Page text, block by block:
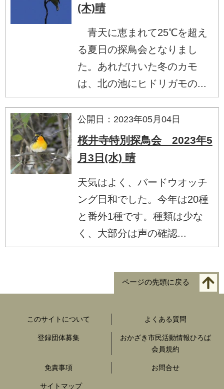
(木)晴
青天に恵まれて25℃を超え
る夏日の探鳥会となりまし
た。あれだけいた冬のカモ
は、北の池にヒドリガモの...
公開日：2023年05月04日
桜井寺特別探鳥会 2023年5
月3日(水) 晴
天気はよく、バードウオッチ
ング日和でした。今年は20種
と番外1種です。種類は少な
く、大部分は声の確認...
ページの先頭に戻る
このサイトについて よくある質問
登録団体募集
おかざき市民活動情報ひろば
会員規約
免責事項 お問合せ
サイトマップ